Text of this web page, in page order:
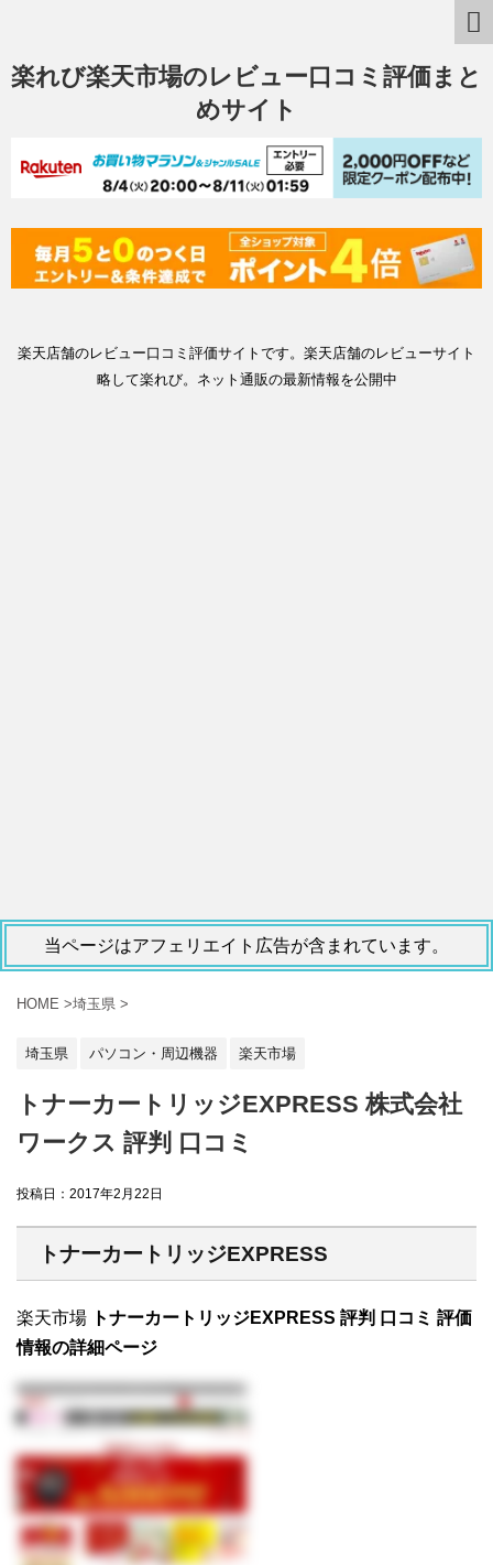
楽れび楽天市場のレビュー口コミ評価まと
めサイト
楽天店舗のレビュー口コミ評価サイトです。楽天店舗のレビューサイト
略して楽れび。ネット通販の最新情報を公開中
当ページはアフェリエイト広告が含まれています。
HOME >埼玉県 >
埼玉県 パソコン・周辺機器 楽天市場
トナーカートリッジEXPRESS 株式会社
ワークス 評判 口コミ
投稿日： 2017年2月22日
トナーカートリッジEXPRESS
楽天市場
トナーカートリッジEXPRESS 評判 口コミ 評価
情報の詳細ページ